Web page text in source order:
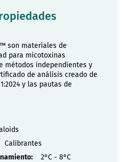
son materiales de
para micotoxinas
métodos independientes y
de análisis creado de
y las pautas de
Calibrantes
2°C - 8°C